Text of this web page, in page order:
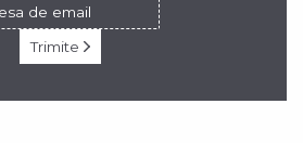
Trimite